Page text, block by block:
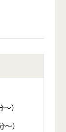
）
分～）